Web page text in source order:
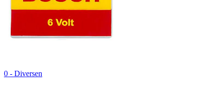
0 - Diversen